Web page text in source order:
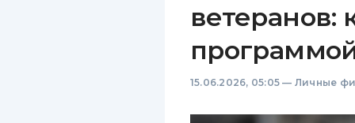
ветеранов:
15.06.2026, 05:05 — Личные